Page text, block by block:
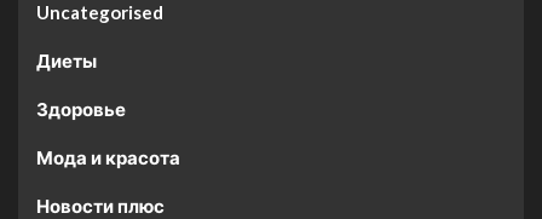
Uncategorised
Диеты
Здоровье
Мода и красота
Новости плюс